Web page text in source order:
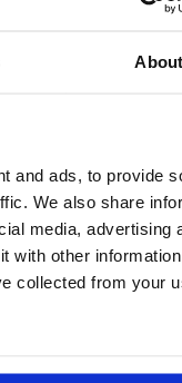
About
and ads, to provide
We also share
media, advertising
with other
collected from your